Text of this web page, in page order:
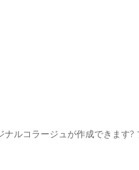
ルコラージュが作成できます?